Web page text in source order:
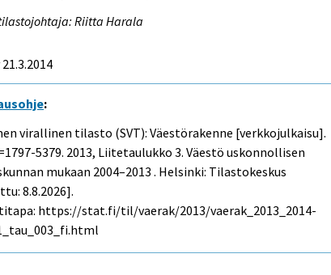
Riitta Harala
:
virallinen tilasto (SVT): Väestörakenne [verkkojulkaisu].
5379. 2013, Liitetaulukko 3. Väestö uskonnollisen
mukaan 2004–2013 . Helsinki: Tilastokeskus
8.8.2026].
https://stat.fi/til/vaerak/2013/vaerak_2013_2014-